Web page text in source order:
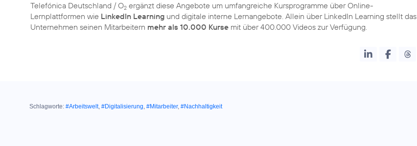
Telefónica Deutschland / O2 ergänzt diese Angebote um umfangreiche Kursprogramme über Online-
Lernplattformen wie LinkedIn Learning und digitale interne Lernangebote. Allein über LinkedIn Learning stellt das
Unternehmen seinen Mitarbeitern mehr als 10.000 Kurse mit über 400.000 Videos zur Verfügung.
Schlagworte: #Arbeitswelt, #Digitalisierung, #Mitarbeiter, #Nachhaltigkeit